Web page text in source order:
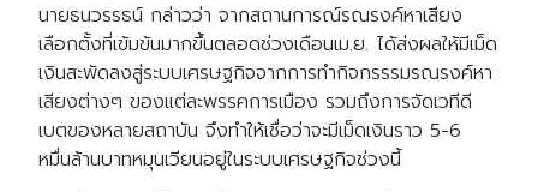
นายธนวรรธน์ กล่าวว่า จากสถานการณ์รณรงค์หาเสียง
เลือกตั้งที่เข้มข้นมากขึ้นตลอดช่วงเดือนเม.ย. ได้ส่งผลให้มีเม็ด
เงินสะพัดลงสู่ระบบเศรษฐกิจจากการทำกิจกรรรมรณรงค์หา
เสียงต่างๆ ของแต่ละพรรคการเมือง รวมถึงการจัดเวทีดี
เบตของหลายสถาบัน จึงทำให้เชื่อว่าจะมีเม็ดเงินราว 5-6
หมื่นล้านบาทหมุนเวียนอยู่ในระบบเศรษฐกิจช่วงนี้